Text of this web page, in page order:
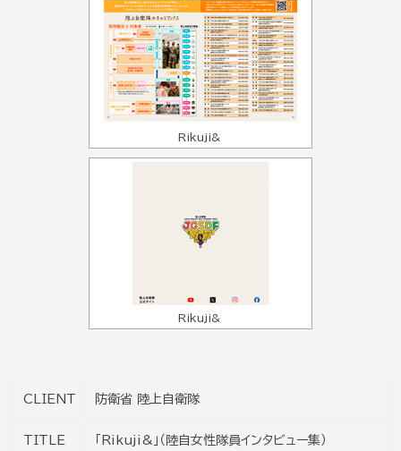
Rikuji&
Rikuji&
CLIENT 防衛省 陸上自衛隊
TITLE 「Rikuji&」（陸自女性隊員インタビュー集）